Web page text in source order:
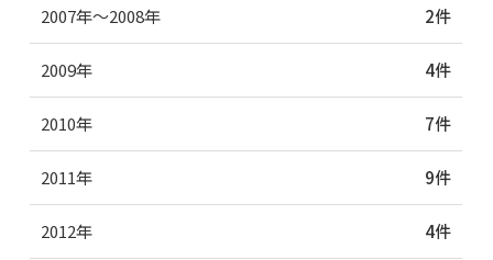
2007年～2008年 2件
2009年 4件
2010年 7件
2011年 9件
2012年 4件